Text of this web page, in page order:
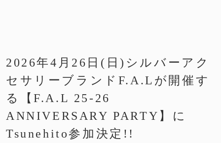
2026年4月26日(日)シルバーアク
セサリーブランドF.A.Lが開催す
る【F.A.L 25-26
ANNIVERSARY PARTY】に
Tsunehito参加決定!!